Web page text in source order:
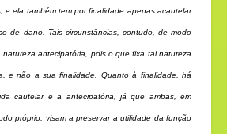
e ela também tem por finalidade apenas acautelar
de dano. Tais circunstâncias, contudo, de modo
natureza antecipatória, pois o que fixa tal natureza
e não a sua finalidade. Quanto à finalidade, há
cautelar e a antecipatória, já que ambas, em
próprio, visam a preservar a utilidade da função